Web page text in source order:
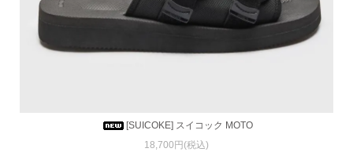
[SUICOKE] スイコック MOTO
18,700円(税込)